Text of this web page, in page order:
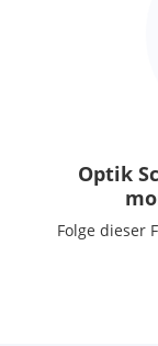
Optik
Folge dieser